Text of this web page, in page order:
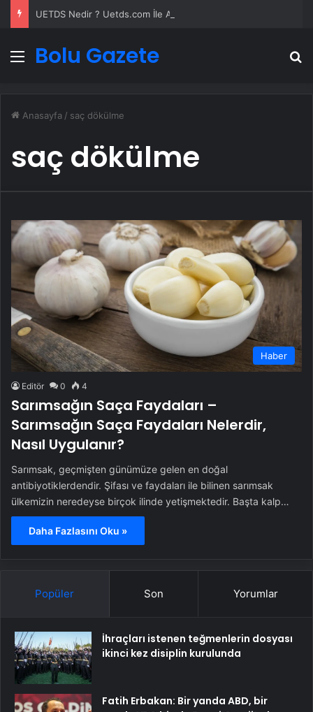
Menü
Bolu Gazete
Anasayfa / saç dökülme
saç dökülme
Haber
Editör 0 4
Sarımsağın Saça Faydaları –
Sarımsağın Saça Faydaları Nelerdir,
Nasıl Uygulanır?
Sarımsak, geçmişten günümüze gelen en doğal
antibiyotiklerdendir. Şifası ve faydaları ile bilinen sarımsak
ülkemizin neredeyse birçok ilinde yetişmektedir. Başta kalp…
Daha Fazlasını Oku »
Popüler Son Yorumlar
İhraçları istenen teğmenlerin dosyası
ikinci kez disiplin kurulunda
Fatih Erbakan: Bir yanda ABD, bir